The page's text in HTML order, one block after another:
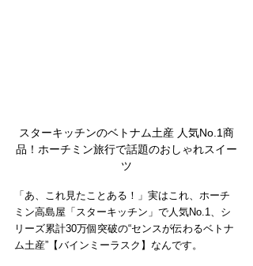
スターキッチンのベトナム土産 人気No.1商
品！ホーチミン旅行で話題のおしゃれスイー
ツ
「あ、これ見たことある！」実はこれ、ホーチ
ミン高島屋「スターキッチン」で人気No.1、シ
リーズ累計30万個突破の“センスが伝わるベトナ
ム土産”【バインミーラスク】なんです。